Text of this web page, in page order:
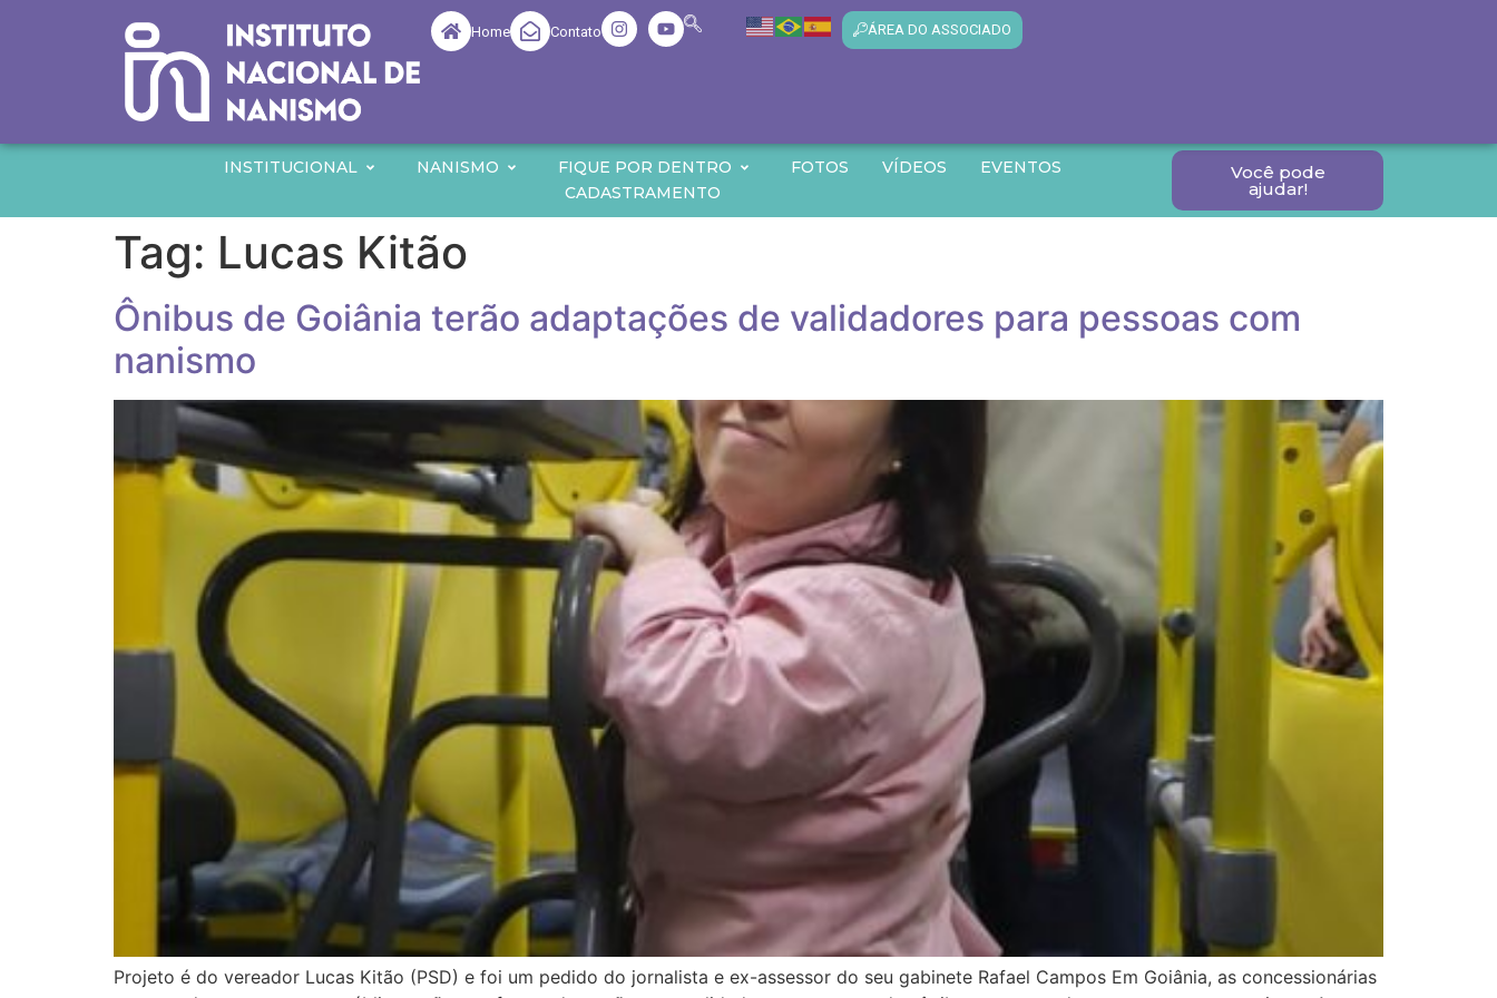
Home Contato ÁREA DO ASSOCIADO
INSTITUCIONAL NANISMO FIQUE POR DENTRO FOTOS VÍDEOS
EVENTOS
CADASTRAMENTO
Você pode
ajudar!
Tag: Lucas Kitão
Ônibus de Goiânia terão adaptações de validadores para pessoas com
nanismo
Projeto é do vereador Lucas Kitão (PSD) e foi um pedido do jornalista e ex-assessor do seu gabinete Rafael Campos Em Goiânia, as concessionárias